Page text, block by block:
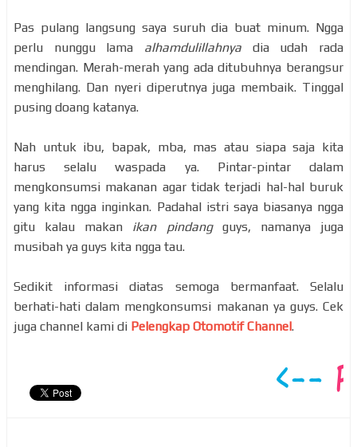
Pas pulang langsung saya suruh dia buat minum. Ngga
perlu nunggu lama alhamdulillahnya dia udah rada
mendingan. Merah-merah yang ada ditubuhnya berangsur
menghilang. Dan nyeri diperutnya juga membaik. Tinggal
pusing doang katanya.
Nah untuk ibu, bapak, mba, mas atau siapa saja kita
harus selalu waspada ya. Pintar-pintar dalam
mengkonsumsi makanan agar tidak terjadi hal-hal buruk
yang kita ngga inginkan. Padahal istri saya biasanya ngga
gitu kalau makan ikan pindang guys, namanya juga
musibah ya guys kita ngga tau.
Sedikit informasi diatas semoga bermanfaat. Selalu
berhati-hati dalam mengkonsumsi makanan ya guys. Cek
juga channel kami di Pelengkap Otomotif Channel.